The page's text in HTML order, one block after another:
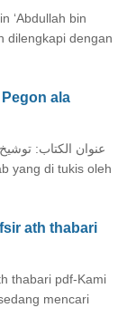
‘Abdullah bin
dilengkapi dengan
ala
عنوان الكتاب:
ath thabari
thabari pdf-Kami
mencari